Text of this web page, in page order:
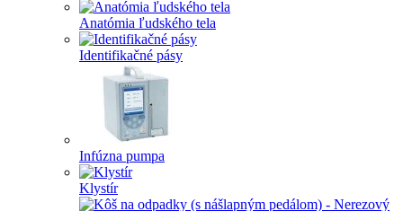
Anatómia ľudského tela
Identifikačné pásy
Infúzna pumpa
Klystír